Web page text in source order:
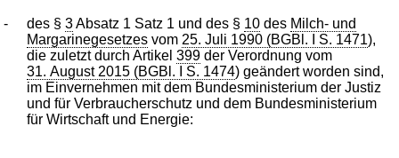
- des §3Absatz 1 Satz 1 und des § 10 des Milch- und
Margarinegesetzes vom 25. Juli 1990 (BGBl. I S. 1471),
die zuletzt durch Artikel399 der Verordnung vom
31. August 2015 (BGBl. I S. 1474) geändert worden sind,
im Einvernehmen mit dem Bundesministerium der Justiz
und für Verbraucherschutz und dem Bundesministerium
für Wirtschaft und Energie: